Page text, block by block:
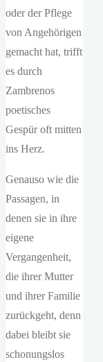
oder der Pflege
von Angehörigen
gemacht hat, trifft
es durch
Zambrenos
poetisches
Gespür oft mitten
ins Herz.
Genauso wie die
Passagen, in
denen sie in ihre
eigene
Vergangenheit,
die ihrer Mutter
und ihrer Familie
zurückgeht, denn
dabei bleibt sie
schonungslos